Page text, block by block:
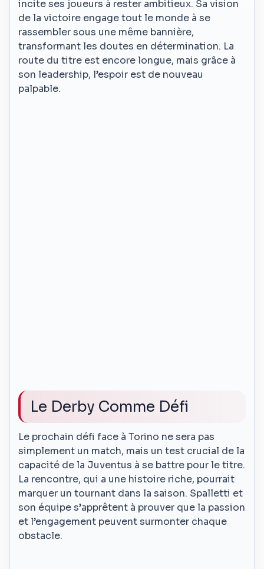
incite ses joueurs à rester ambitieux. Sa vision
de la victoire engage tout le monde à se
rassembler sous une même bannière,
transformant les doutes en détermination. La
route du titre est encore longue, mais grâce à
son leadership, l’espoir est de nouveau
palpable.
Le Derby Comme Défi
Le prochain défi face à Torino ne sera pas
simplement un match, mais un test crucial de la
capacité de la Juventus à se battre pour le titre.
La rencontre, qui a une histoire riche, pourrait
marquer un tournant dans la saison. Spalletti et
son équipe s’apprêtent à prouver que la passion
et l’engagement peuvent surmonter chaque
obstacle.